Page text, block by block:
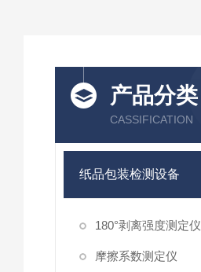
产品分类
CASSIFICATION
纸品包装检测设备
180°剥离强度测定仪
摩擦系数测定仪